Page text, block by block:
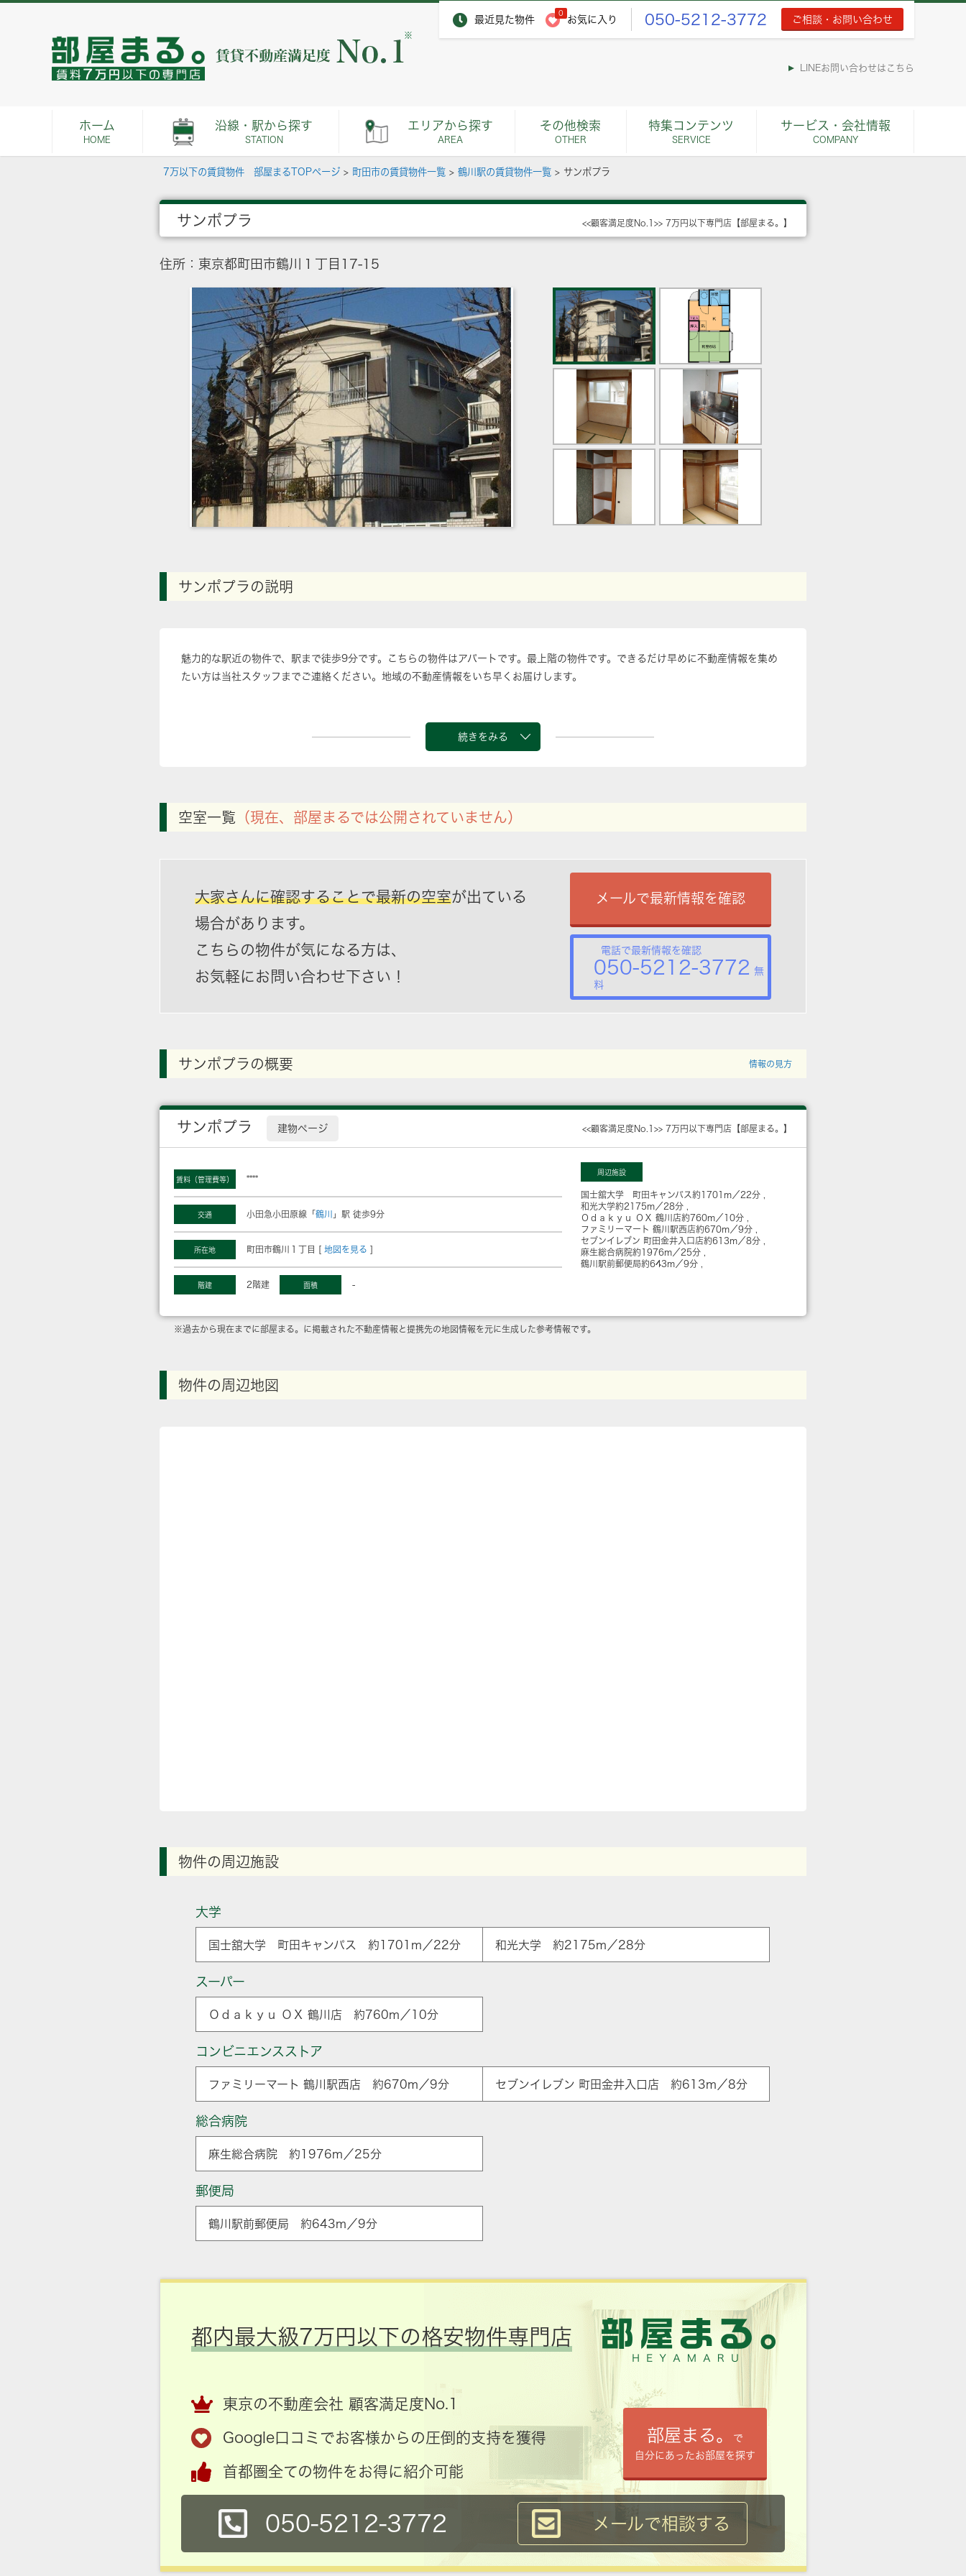
最近見た物件
0
お気に入り 050-5212-3772 ご相談・お問い合わせ
※
LINEお問い合わせはこちら
ホーム
HOME
沿線・駅から探す
STATION
エリアから探す
AREA
その他検索
OTHER
特集コンテンツ
SERVICE
サービス・会社情報
COMPANY
7万以下の賃貸物件 部屋まるTOPページ > 町田市の賃貸物件一覧 > 鶴川駅の賃貸物件一覧 > サンポプラ
サンポプラ <<顧客満足度No.1>> 7万円以下専門店【部屋まる。】
住所：東京都町田市鶴川１丁目17-15
サンポプラの説明
魅力的な駅近の物件で、駅まで徒歩9分です。こちらの物件はアパートです。最上階の物件です。できるだけ早めに不動産情報を集め
たい方は当社スタッフまでご連絡ください。地域の不動産情報をいち早くお届けします。
続きをみる
空室一覧 （現在、部屋まるでは公開されていません）
大家さんに確認することで最新の空室が出ている
場合があります。
こちらの物件が気になる方は、
お気軽にお問い合わせ下さい！
メールで最新情報を確認
電話で最新情報を確認
050-5212-3772 無
料
サンポプラの概要 情報の見方
サンポプラ 建物ページ <<顧客満足度No.1>> 7万円以下専門店【部屋まる。】
賃料（管理費等） ****
交通 小田急小田原線「 鶴川 」駅 徒歩9分
所在地 町田市鶴川１丁目 [ 地図を見る ]
階建 2階建 面積 -
周辺施設
国士舘大学 町田キャンパス約1701m／22分
和光大学約2175m／28分
Ｏｄａｋｙｕ ＯＸ 鶴川店約760m／10分
ファミリーマート 鶴川駅西店約670m／9分
セブンイレブン 町田金井入口店約613m／8分
麻生総合病院約1976m／25分
鶴川駅前郵便局約643m／9分
※過去から現在までに部屋まる。に掲載された不動産情報と提携先の地図情報を元に生成した参考情報です。
物件の周辺地図
物件の周辺施設
大学
国士舘大学 町田キャンパス 約1701m／22分 和光大学 約2175m／28分
スーパー
Ｏｄａｋｙｕ ＯＸ 鶴川店 約760m／10分
コンビニエンスストア
ファミリーマート 鶴川駅西店 約670m／9分 セブンイレブン 町田金井入口店 約613m／8分
総合病院
麻生総合病院 約1976m／25分
郵便局
鶴川駅前郵便局 約643m／9分
都内最大級7万円以下の格安物件専門店
東京の不動産会社 顧客満足度No.1
Google口コミでお客様からの圧倒的支持を獲得
首都圏全ての物件をお得に紹介可能
部屋まる。
で
自分にあったお部屋を探す
050-5212-3772 メールで相談する